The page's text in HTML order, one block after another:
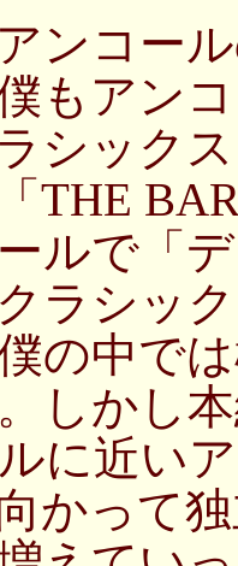
ンコー
もアン
シック
THE
ルで「
クラシッ
の中で
しかし
に近い
かって